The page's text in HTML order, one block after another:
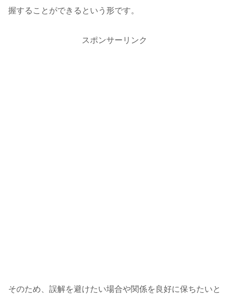
握することができるという形です。
スポンサーリンク
そのため、誤解を避けたい場合や関係を良好に保ちたいと